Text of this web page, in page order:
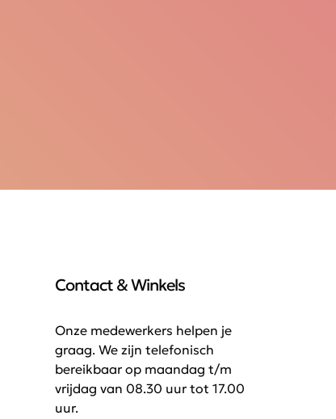
Contact & Winkels
Onze medewerkers helpen je
graag. We zijn telefonisch
bereikbaar op maandag t/m
vrijdag van 08.30 uur tot 17.00
uur.